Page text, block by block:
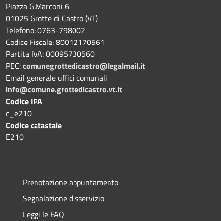
Piazza G.Marconi 6
01025 Grotte di Castro (VT)
Telefono: 0763-798002
Codice Fiscale: 80012170561
Partita IVA: 00095730560
PEC:comunegrottedicastro@legalmail.it
Email generale uffici comunali
info@comune.grottedicastro.vt.it
Codice IPA
c_e210
Codice catastale
E210
Prenotazione appuntamento
Segnalazione disservizio
Leggi le FAQ